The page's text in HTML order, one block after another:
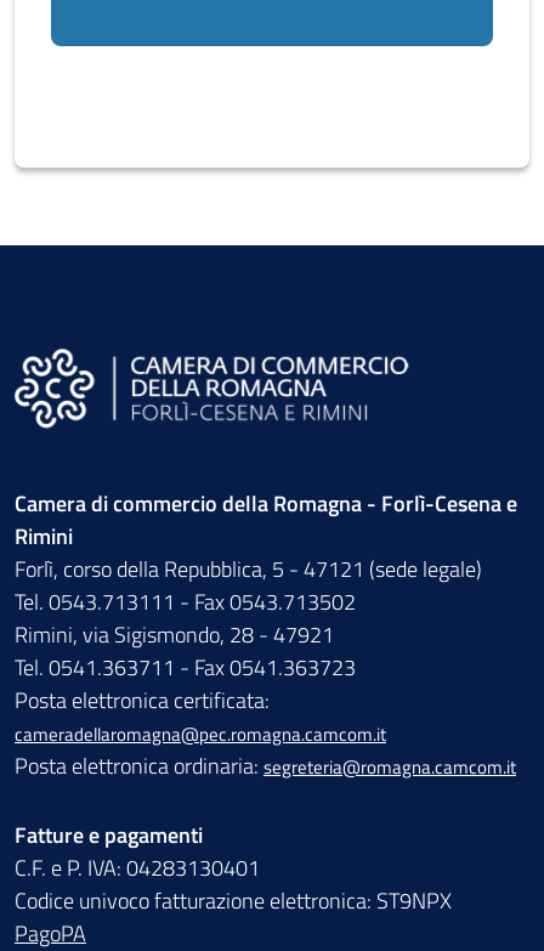
Camera di commercio della Romagna - Forlì-Cesena e
Rimini
Forlì, corso della Repubblica, 5 - 47121 (sede legale)
Tel. 0543.713111 - Fax 0543.713502
Rimini, via Sigismondo, 28 - 47921
Tel. 0541.363711 - Fax 0541.363723
Posta elettronica certificata:
cameradellaromagna@pec.romagna.camcom.it
Posta elettronica ordinaria: segreteria@romagna.camcom.it
Fatture e pagamenti
C.F. e P. IVA: 04283130401
Codice univoco fatturazione elettronica: ST9NPX
PagoPA